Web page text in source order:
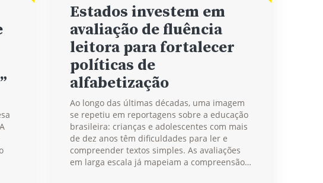
Estados investem em
avaliação de fluência
leitora para fortalecer
políticas de
alfabetização
Ao longo das últimas décadas, uma imagem
se repetiu em reportagens sobre a educação
brasileira: crianças e adolescentes com mais
de dez anos têm dificuldades para ler e
compreender textos simples. As avaliações
em larga escala já mapeiam a compreensão…